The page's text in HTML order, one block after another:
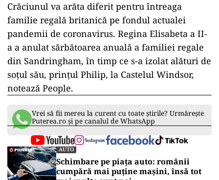
Crăciunul va arăta diferit pentru întreaga
familie regală britanică pe fondul actualei
pandemii de coronavirus. Regina Elisabeta a II-
a a anulat sărbătoarea anuală a familiei regale
din Sandringham, în timp ce s-a izolat alături de
soţul său, prinţul Philip, la Castelul Windsor,
notează People.
Vrei să fii mereu la curent cu toate știrile? Urmărește
Puterea.ro și pe canalul de WhatsApp
AUTO
Schimbare pe piața auto: românii
cumpără mai puține mașini, însă tot